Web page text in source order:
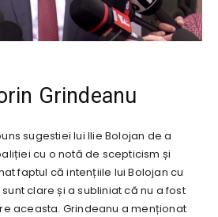
Grindeanu
sugestiei lui Ilie Bolojan de a
cu o notă de scepticism și
faptul că intențiile lui Bolojan cu
clare și a subliniat că nu a fost
aceasta. Grindeanu a menționat